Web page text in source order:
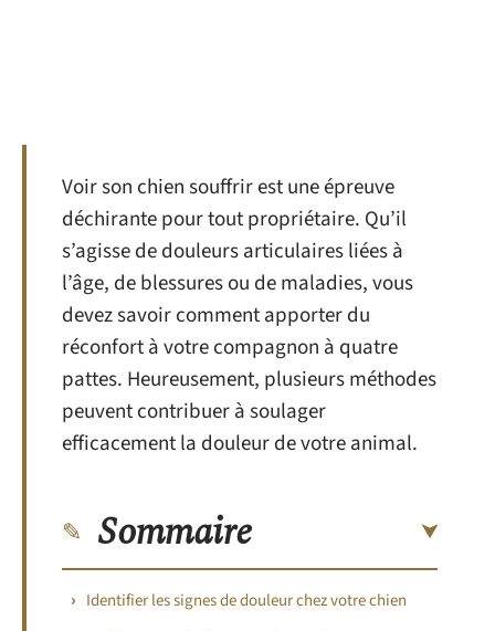
Voir son chien souffrir est une épreuve
déchirante pour tout propriétaire. Qu’il
s’agisse de douleurs articulaires liées à
l’âge, de blessures ou de maladies, vous
devez savoir comment apporter du
réconfort à votre compagnon à quatre
pattes. Heureusement, plusieurs méthodes
peuvent contribuer à soulager
efficacement la douleur de votre animal.
Sommaire
Identifier les signes de douleur chez votre chien